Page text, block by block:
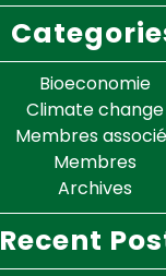
Bioeconomie
Climate change
Membres
Membres
Archives
Recent